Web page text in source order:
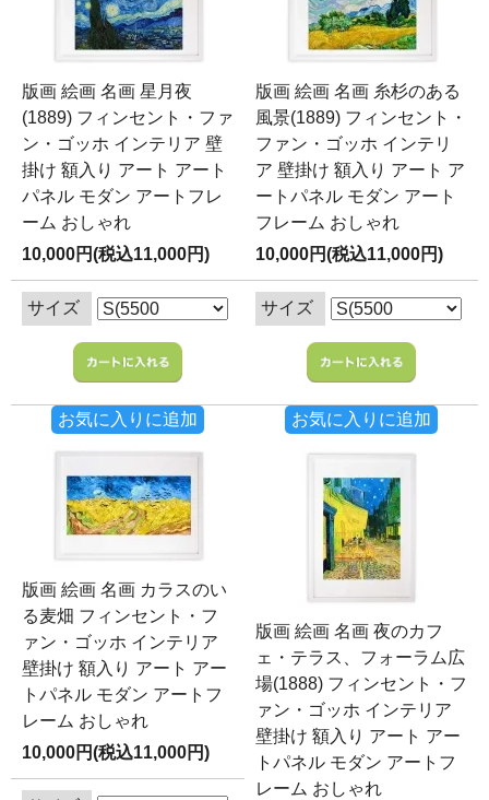
版画 絵画 名画 星月夜
(1889) フィンセント・ファ
ン・ゴッホ インテリア 壁
掛け 額入り アート アート
パネル モダン アートフレ
ーム おしゃれ
10,000円(税込11,000円)
サイズ
お気に入りに追加
版画 絵画 名画 糸杉のある
風景(1889) フィンセント・
ファン・ゴッホ インテリ
ア 壁掛け 額入り アート ア
ートパネル モダン アート
フレーム おしゃれ
10,000円(税込11,000円)
サイズ
お気に入りに追加
版画 絵画 名画 カラスのい
る麦畑 フィンセント・フ
ァン・ゴッホ インテリア
壁掛け 額入り アート アー
トパネル モダン アートフ
レーム おしゃれ
10,000円(税込11,000円)
版画 絵画 名画 夜のカフ
ェ・テラス、フォーラム広
場(1888) フィンセント・フ
ァン・ゴッホ インテリア
壁掛け 額入り アート アー
トパネル モダン アートフ
レーム おしゃれ